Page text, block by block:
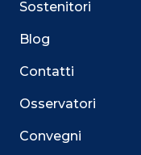
Sostenitori
Blog
Contatti
Osservatori
Convegni